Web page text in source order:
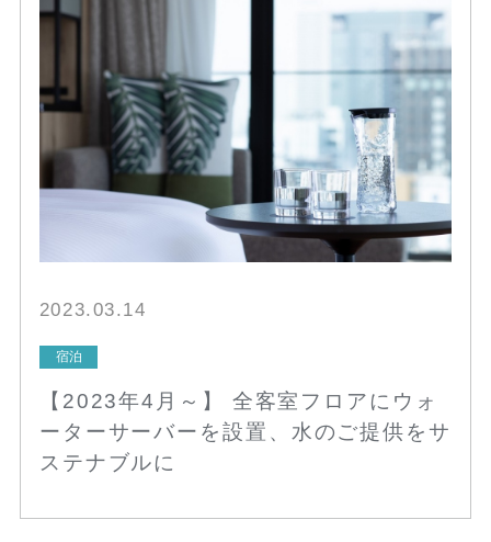
2023.03.14
宿泊
【2023年4月～】 全客室フロアにウォ
ーターサーバーを設置、水のご提供をサ
ステナブルに